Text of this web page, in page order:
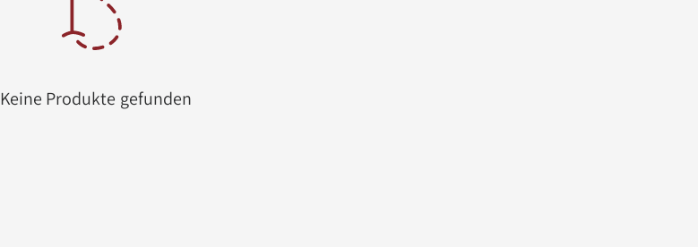
Keine Produkte gefunden